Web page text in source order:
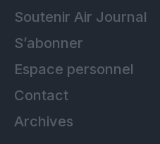
Soutenir Air Journal
S’abonner
Espace personnel
Contact
Archives